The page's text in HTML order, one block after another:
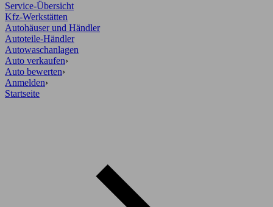
Service-Übersicht
Kfz-Werkstätten
Autohäuser und Händler
Autoteile-Händler
Autowaschanlagen
Auto verkaufen›
Auto bewerten›
Anmelden›
Startseite